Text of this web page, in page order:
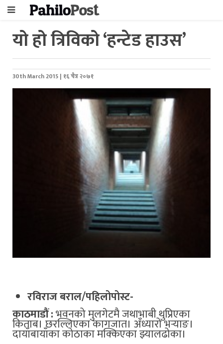
यो हो त्रिविको ‘हन्टेड हाउस’
30th March 2015 | १६ चैत्र २०७१
रविराज बराल/पहिलोपोस्ट-
काठमाडौं :भवनको मुलगेटमै जथाभाबी थुप्रिएका
किताब। छरल्लिएका कागजात। अँध्यारो भर्‍याङ।
दायाँबायाँका कोठाका मक्किएका झ्यालढोका।